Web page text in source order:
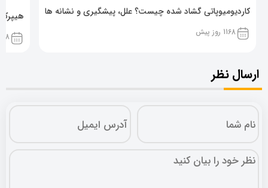
کاردیومیوپاتی گشاد شده چیست؟ علل، پیشگیری و نشانه ها
1168 روز پیش 1168
ارسال نظر